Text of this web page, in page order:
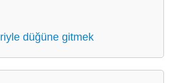
düğüne gitmek